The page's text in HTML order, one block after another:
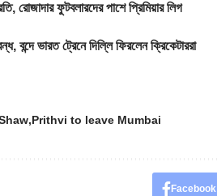
ফুটবলারদের পাশে প্রিমিয়ার লিগ
ভারত ট্রেনে দিল্লি ফিরলেন ক্রিকেটাররা
Prithvi to leave Mumbai
Facebook